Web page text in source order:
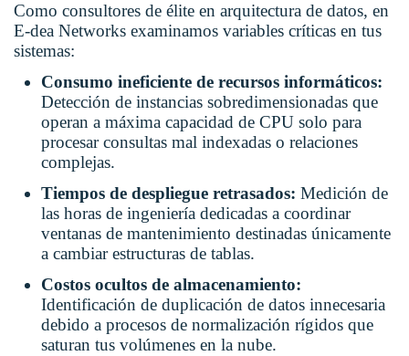
Como consultores de élite en arquitectura de datos, en
E-dea Networks examinamos variables críticas en tus
sistemas:
Consumo ineficiente de recursos informáticos:
Detección de instancias sobredimensionadas que
operan a máxima capacidad de CPU solo para
procesar consultas mal indexadas o relaciones
complejas.
Tiempos de despliegue retrasados: Medición de
las horas de ingeniería dedicadas a coordinar
ventanas de mantenimiento destinadas únicamente
a cambiar estructuras de tablas.
Costos ocultos de almacenamiento:
Identificación de duplicación de datos innecesaria
debido a procesos de normalización rígidos que
saturan tus volúmenes en la nube.